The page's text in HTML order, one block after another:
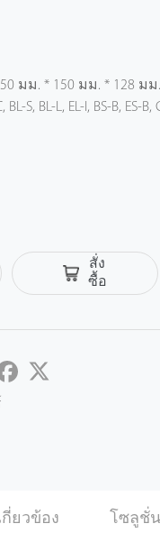
มม. * 150 มม. * 128 ม
S, BL-L, EL-I, BS-B, ES-B,
สั่ง
ซื้อ
Facebook
ยวข้อง โซลูชั่